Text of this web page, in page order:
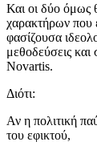
Και οι δύο όμως
χαρακτήρων που
φασίζουσα
μεθοδεύσεις
Novartis.
Διότι:
Αν η πολιτική
του εφικτού,